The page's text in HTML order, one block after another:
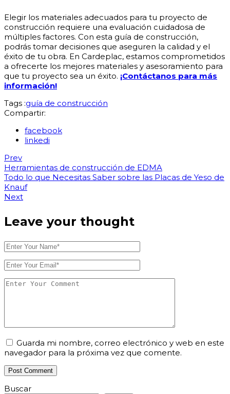
Elegir los materiales adecuados para tu proyecto de
construcción requiere una evaluación cuidadosa de
múltiples factores. Con esta guía de construcción,
podrás tomar decisiones que aseguren la calidad y el
éxito de tu obra. En Cardeplac, estamos comprometidos
a ofrecerte los mejores materiales y asesoramiento para
que tu proyecto sea un éxito. ¡Contáctanos para más
información!
Tags :guía de construcción
Compartir:
facebook
linkedi
Prev
Herramientas de construcción de EDMA
Todo lo que Necesitas Saber sobre las Placas de Yeso de
Knauf
Next
Leave your thought
Guarda mi nombre, correo electrónico y web en este
navegador para la próxima vez que comente.
Buscar